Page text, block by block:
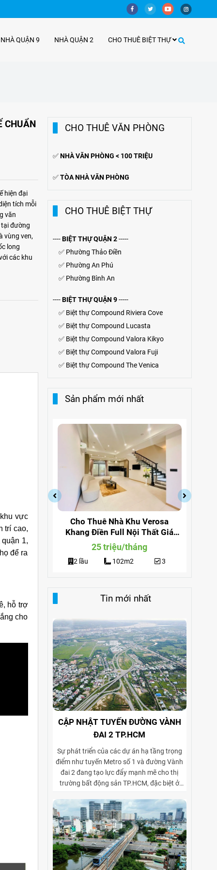
QUẬN 9 NHÀ QUẬN 2 CHO THUÊ BIỆT THỰ
CHUẨN
hiện đại
tích mỗi
văn
tại đường
vùng ven,
long
các khu
vực
trí cao,
1,
để ra
hỗ trợ
cho
CHO THUÊ VĂN PHÒNG
✅NHÀ VĂN PHÒNG < 100 TRIỆU
✅TÒA NHÀ VĂN PHÒNG
CHO THUÊ BIỆT THỰ
----BIỆT THỰ QUẬN 2-----
✅ Phường Thảo Điền
✅ Phường An Phú
✅ Phường Bình An
----BIỆT THỰ QUẬN 9-----
✅ Biệt thự Compound Riviera Cove
✅ Biệt thựCompound Lucasta
✅ Biệt thựCompound Valora Kikyo
✅ Biệt thự Compound Valora Fuji
✅ Biệt thự Compound The Venica
Sản phẩm mới nhất
Quận 9
291
Cho Thuê Nhà Khu Verosa
Khang Điền Full Nội Thất Giá
Siêu Rẻ
25 triệu/tháng
2 lầu 102m2 3
Tin mới nhất
CẬP NHẬT TUYẾN ĐƯỜNG VÀNH
ĐAI 2 TP.HCM
Sự phát triển của các dự án hạ tầng trọng
điểm như tuyến Metro số 1 và đường Vành
đai 2 đang tạo lực đẩy mạnh mẽ cho thị
trường bất động sản TP.HCM, đặc biệt ở
phòng. Vành đai 2 hoàn thiện mạng lưới
giao thông liên vùng, rút ngắn thời gian di
chuyển từ ngoại thành vào trung tâm, mở
rộng không gian phát triển cho các khu đô
thị mới, khu biệt thự cao cấp và cụm văn
phòng ở những vị trí chiến lược. Sự kết hợp
giữa tiện ích di chuyển và hạ tầng đồng bộ